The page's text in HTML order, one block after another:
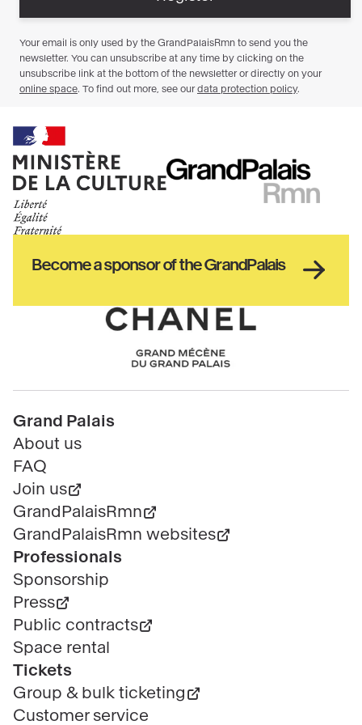
Ministère
de
la
Haut
de
Become a sponsor of the GrandPalais
Chanel
Pied
de
page
Grand Palais
About us
FAQ
Join us
GrandPalaisRmn
GrandPalaisRmn websites
Professionals
Sponsorship
Press
Public contracts
Space rental
Tickets
Group & bulk ticketing
Customer service